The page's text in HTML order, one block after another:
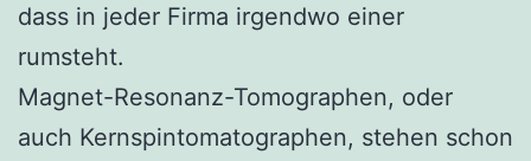
dass in jeder Firma irgendwo einer
rumsteht.
Magnet-Resonanz-Tomographen, oder
auch Kernspintomatographen, stehen schon